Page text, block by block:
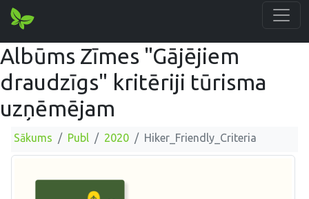
Albūms Zīmes "Gājējiem
draudzīgs" kritēriji tūrisma
uzņēmējam
Sākums Publ 2020 Hiker_Friendly_Criteria